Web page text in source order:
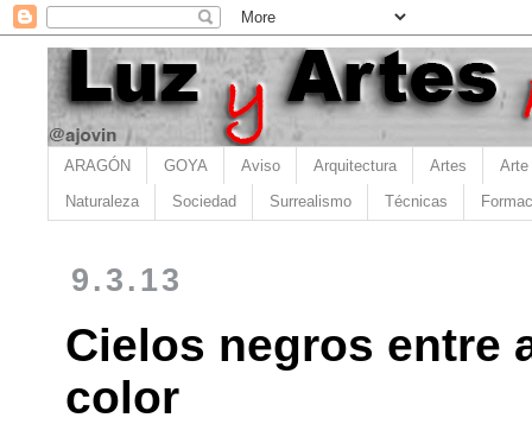
ARAGÓN GOYA Aviso Arquitectura Artes Arte
Naturaleza Sociedad Surrealismo Técnicas
9.3.13
Cielos negros entre
color